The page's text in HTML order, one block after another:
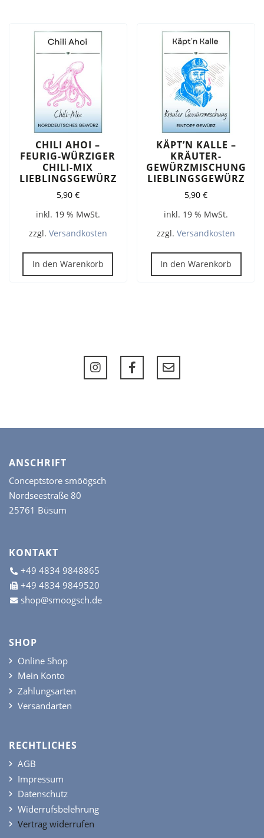
CHILI AHOI –
FEURIG-WÜRZIGER
CHILI-MIX
LIEBLINGSGEWÜRZ
5,90 €
inkl. 19 % MwSt.
zzgl. Versandkosten
In den Warenkorb
KÄPT’N KALLE –
KRÄUTER-
GEWÜRZMISCHUNG
LIEBLINGSGEWÜRZ
5,90€
inkl. 19 % MwSt.
zzgl.Versandkosten
In den Warenkorb
ANSCHRIFT
Conceptstore smöögsch
Nordseestraße 80
25761 Büsum
KONTAKT
+49 4834 9848865
+49 4834 9849520
shop@smoogsch.de
SHOP
Online Shop
Mein Konto
Zahlungsarten
Versandarten
RECHTLICHES
AGB
Impressum
Datenschutz
Widerrufsbelehrung
Vertrag widerrufen